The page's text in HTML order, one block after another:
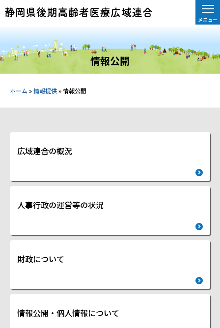
メニュー
情報公開
ホーム »情報提供»情報公開
広域連合の概況
人事行政の運営等の状況
財政について
情報公開・個人情報について